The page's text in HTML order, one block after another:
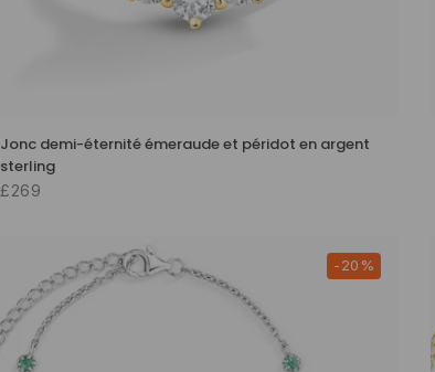
Jonc demi-éternité émeraude et péridot en argent
sterling
£269
-20%